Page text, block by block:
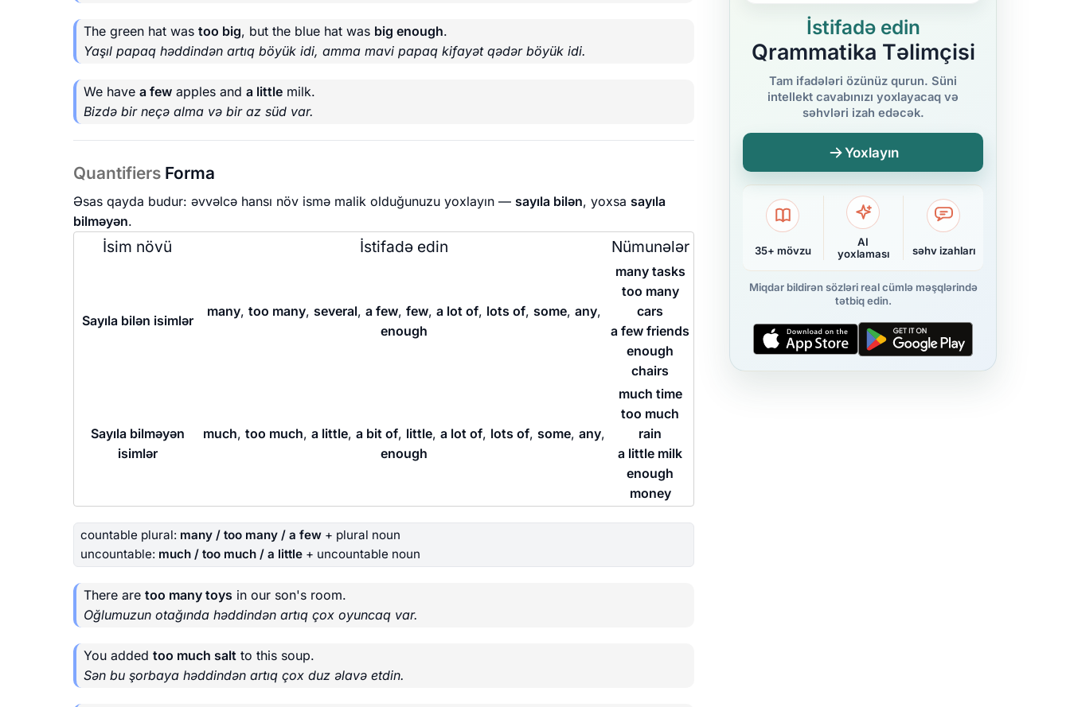
The green hat was too big, but the blue hat was big enough.
Yaşıl papaq həddindən artıq böyük idi, amma mavi papaq kifayət qədər böyük idi.
We have a few apples and a little milk.
Bizdə bir neçə alma və bir az süd var.
Quantifiers Forma
Əsas qayda budur: əvvəlcə hansı növ ismə malik olduğunuzu yoxlayın — sayıla bilən, yoxsa sayıla
bilməyən.
İsim növü İstifadə edin Nümunələr
Sayıla bilən isimlər
many, too many, several, a few, few, a lot of, lots of, some, any,
enough
many tasks
too many
cars
a few friends
enough
chairs
Sayıla bilməyən
isimlər
much, too much, a little, a bit of, little, a lot of, lots of, some, any,
enough
much time
too much
rain
a little milk
enough
money
countable plural: many / too many / a few + plural noun
uncountable: much / too much / a little + uncountable noun
There are too many toys in our son's room.
Oğlumuzun otağında həddindən artıq çox oyuncaq var.
You added too much salt to this soup.
Sən bu şorbaya həddindən artıq çox duz əlavə etdin.
İstifadə edin
Qrammatika Təlimçisi
Tam ifadələri özünüz qurun. Süni
intellekt cavabınızı yoxlayacaq və
səhvləri izah edəcək.
Yoxlayın
35+ mövzu
AI
yoxlaması
səhv izahları
Miqdar bildirən sözləri real cümlə məşqlərində
tətbiq edin.